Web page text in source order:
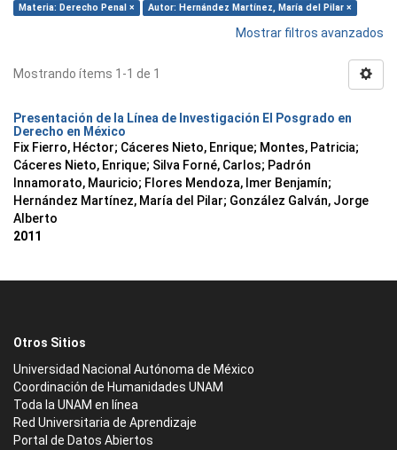
Materia: Derecho Penal ×
Autor: Hernández Martínez, María del Pilar ×
Mostrar filtros avanzados
Mostrando ítems 1-1 de 1
Presentación de la Línea de Investigación El Posgrado en
Derecho en México
Fix Fierro, Héctor; Cáceres Nieto, Enrique; Montes, Patricia;
Cáceres Nieto, Enrique; Silva Forné, Carlos; Padrón
Innamorato, Mauricio; Flores Mendoza, Imer Benjamín;
Hernández Martínez, María del Pilar; González Galván, Jorge
Alberto
2011
Otros Sitios
Universidad Nacional Autónoma de México
Coordinación de Humanidades UNAM
Toda la UNAM en línea
Red Universitaria de Aprendizaje
Portal de Datos Abiertos